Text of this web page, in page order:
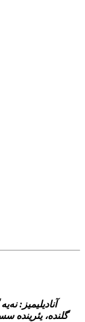
آناديليميز:
گلنده، يئرينده